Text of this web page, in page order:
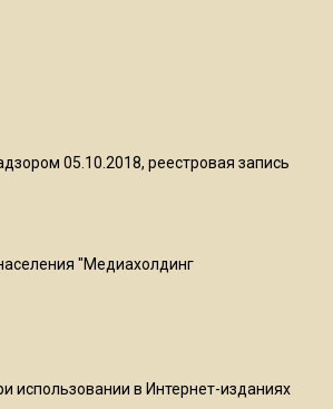
Роман Терюшков назвал
05.10.2018, реестровая запись
"Медиахолдинг
использовании в Интернет-изданиях